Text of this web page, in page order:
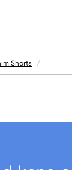
Shorts /